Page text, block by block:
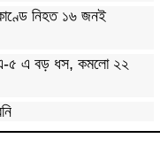
নিহত ১৬ জনই
৫ এ বড় ধস, কমলো ২২